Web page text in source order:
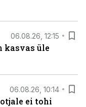
06.08.26, 12:15
kasvas üle
06.08.26, 10:14
ei tohi